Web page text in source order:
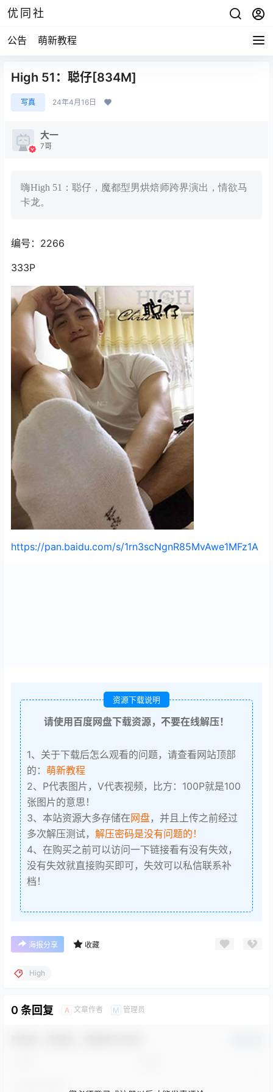
优同社
公告 萌新教程
High 51：聪仔[834M]
写真 24年4月16日
大一
7哥
嗨High 51：聪仔，魔都型男烘焙师跨界演出，情欲马
卡龙。
编号：2266
333P
https://pan.baidu.com/s/1rn3scNgnR85MvAwe1MFz1A
资源下载说明
请使用百度网盘下载资源，不要在线解压！
1、关于下载后怎么观看的问题，请查看网站顶部
的： 萌新教程
2、P代表图片，V代表视频，比方：100P就是100
张图片的意思！
3、本站资源大多存储在网盘，并且上传之前经过
多次解压测试， 解压密码是没有问题的！
4、在购买之前可以访问一下链接看有没有失效，
没有失效就直接购买即可，失效可以私信联系补
档！
海报分享 收藏
High
0 条回复 A 文章作者 M 管理员